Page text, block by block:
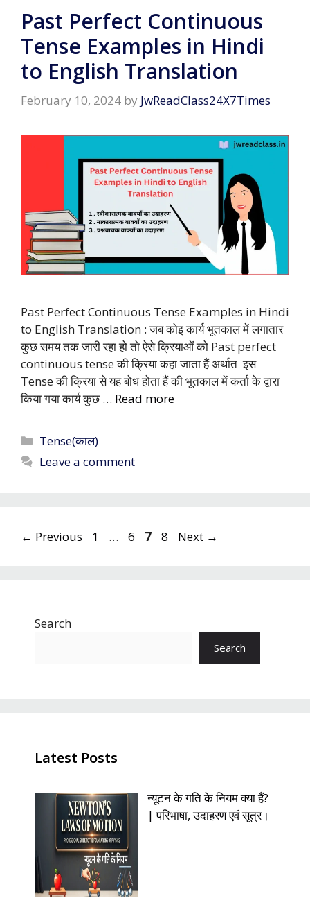
Past Perfect Continuous
Tense Examples in Hindi
to English Translation
February 10, 2024 by JwReadClass24X7Times
Past Perfect Continuous Tense Examples in Hindi
to English Translation : जब कोइ कार्य भूतकाल में लगातार
कुछ समय तक जारी रहा हो तो ऐसे क्रियाओं को Past perfect
continuous tense की क्रिया कहा जाता हैं अर्थात इस
Tense की क्रिया से यह बोध होता हैं की भूतकाल में कर्ता के द्वारा
किया गया कार्य कुछ … Read more
Categories
Tense(काल)
Leave a comment
← Previous Page
1 … Page
6 Page
7 Page
8 Next →
Search
Search
Latest Posts
न्यूटन के गति के नियम क्या हैं?
| परिभाषा, उदाहरण एवं सूत्र।